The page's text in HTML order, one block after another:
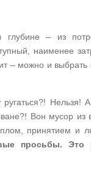
– из
наименее
– можно и
Вон мусор
принятием и
просьбы. Это